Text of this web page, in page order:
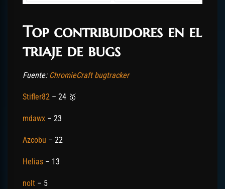
Top contribuidores en el
triaje de bugs
Fuente: ChromieCraft bugtracker
Stifler82 – 24 🥇
mdawx – 23
Azcobu – 22
Helias – 13
nolt – 5